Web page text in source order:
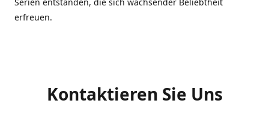
erfreuen.
Kontaktieren Sie Uns